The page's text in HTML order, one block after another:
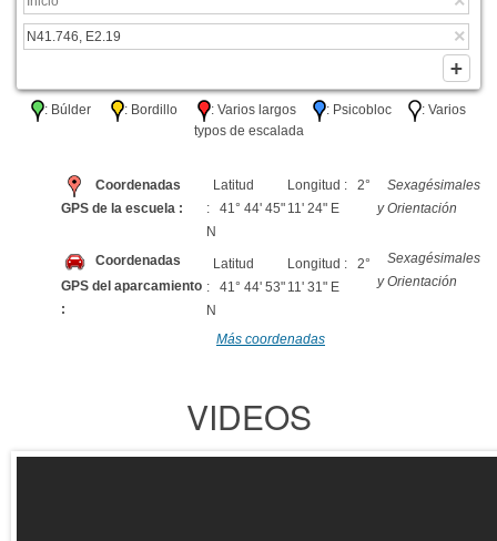
: Búlder : Bordillo : Varios largos : Psicobloc
: Varios
typos de escalada
Coordenadas
GPS de la escuela :
Latitud
: 41° 44' 45"
N
Longitud : 2°
11' 24" E
Sexagésimales
y Orientación
Coordenadas
GPS del aparcamiento
:
Latitud
: 41° 44' 53"
N
Longitud : 2°
11' 31" E
Sexagésimales
y Orientación
Más coordenadas
VIDEOS